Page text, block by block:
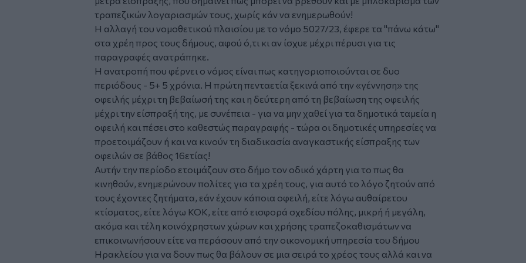
τραπεζικών λογαριασμών τους, χωρίς κάν να ενημερωθούν!
Η αλλαγή του νομοθετικού πλαισίου με το νόμο 5027/23, έφερε τα "πάνω κάτω"
στα χρέη προς τους δήμους, αφού ό,τι κι αν ίσχυε μέχρι πέρυσι για τις
παραγραφές ανατράπηκε.
Η ανατροπή που φέρνει ο νόμος είναι πως κατηγοριοποιούνται σε δυο
περιόδους - 5+ 5 χρόνια. Η πρώτη πενταετία ξεκινά από την «γέννηση» της
οφειλής μέχρι τη βεβαίωσή της και η δεύτερη από τη βεβαίωση της οφειλής
μέχρι την είσπραξή της, με συνέπεια - για να μην χαθεί για τα δημοτικά ταμεία η
οφειλή και πέσει στο καθεστώς παραγραφής - τώρα οι δημοτικές υπηρεσίες να
προετοιμάζουν ή και να κινούν τη διαδικασία αναγκαστικής είσπραξης των
οφειλών σε βάθος 16ετίας!
Αυτήν την περίοδο ετοιμάζουν στο δήμο τον οδικό χάρτη για το πως θα
κινηθούν, ενημερώνουν πολίτες για τα χρέη τους, για αυτό το λόγο ζητούν από
τους έχοντες ζητήματα, εάν έχουν κάποια οφειλή, είτε λόγω αυθαίρετου
κτίσματος, είτε λόγω ΚΟΚ, είτε από εισφορά σχεδίου πόλης, μικρή ή μεγάλη,
ακόμα και τέλη κοινόχρηστων χώρων και χρήσης τραπεζοκαθισμάτων να
επικοινωνήσουν είτε να περάσουν από την οικονομική υπηρεσία του δήμου
Ηρακλείου για να δουν πως θα βάλουν σε μια σειρά το χρέος τους αλλά και να